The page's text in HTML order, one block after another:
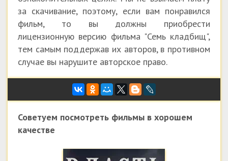
за скачивание, поэтому, если вам понравился
фильм, то вы должны приобрести
лицензионную версию фильма "Семь кладбищ",
тем самым поддержав их авторов, в противном
случае вы нарушите авторское право.
Советуем посмотреть фильмы в хорошем
качестве